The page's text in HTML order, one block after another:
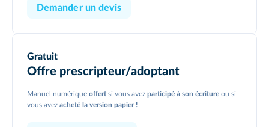
Demander un devis
Gratuit
Offre prescripteur/adoptant
Manuel numérique offertsi vous avez participé à son écriture ou si
vous avez acheté la version papier !